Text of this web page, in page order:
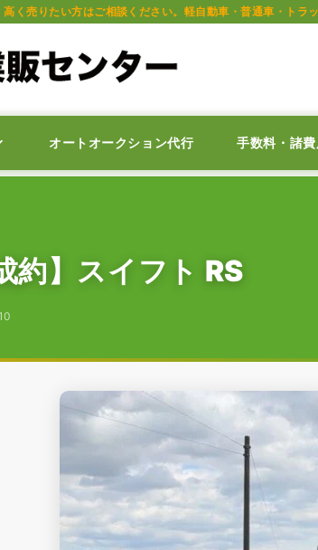
ください。軽自動車・普通車・トラック・重機まで全国対
オートオークション代行 手数料・諸費
約】スイフト RS